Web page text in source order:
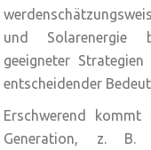
und Solarenergie
geeigneter
entscheidender
Erschwerend
Generation, z. B.